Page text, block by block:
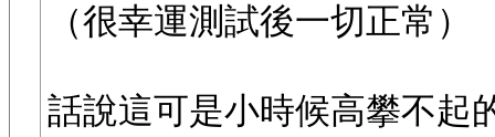
（很幸運測試後一切正常）
話說這可是小時候高攀不起